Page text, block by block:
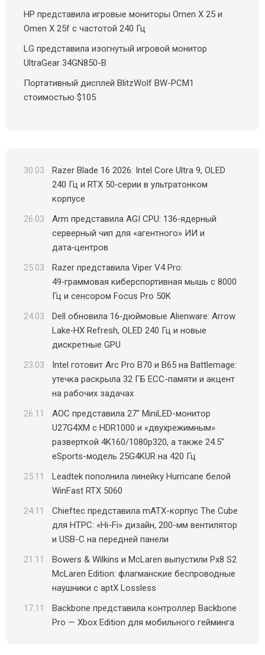
HP представила игровые мониторы Omen X 25 и
Omen X 25f с частотой 240 Гц
LG представила изогнутый игровой монитор
UltraGear 34GN850-B
Портативный дисплей BlitzWolf BW-PCM1
стоимостью $105
30.03
Razer Blade 16 2026: Intel Core Ultra 9, OLED
240 Гц и RTX 50‑серии в ультратонком
корпусе
26.03
Arm представила AGI CPU: 136‑ядерный
серверный чип для «агентного» ИИ и
дата‑центров
25.03
Razer представила Viper V4 Pro:
49‑граммовая киберспортивная мышь с 8000
Гц и сенсором Focus Pro 50K
24.03
Dell обновила 16‑дюймовые Alienware: Arrow
Lake‑HX Refresh, OLED 240 Гц и новые
дискретные GPU
23.03
Intel готовит Arc Pro B70 и B65 на Battlemage:
утечка раскрыла 32 ГБ ECC-памяти и акцент
на рабочих задачах
26.11
AOC представила 27″ MiniLED-монитор
U27G4XM с HDR1000 и «двухрежимным»
разверткой 4K160/1080p320, а также 24.5″
eSports-модель 25G4KUR на 420 Гц
25.11
Leadtek пополнила линейку Hurricane белой
WinFast RTX 5060
24.11
Chieftec представила mATX-корпус The Cube
для HTPC: «Hi-Fi» дизайн, 200-мм вентилятор
и USB-C на передней панели
21.11
Bowers & Wilkins и McLaren выпустили Px8 S2
McLaren Edition: флагманские беспроводные
наушники с aptX Lossless
17.11
Backbone представила контроллер Backbone
Pro — Xbox Edition для мобильного гейминга